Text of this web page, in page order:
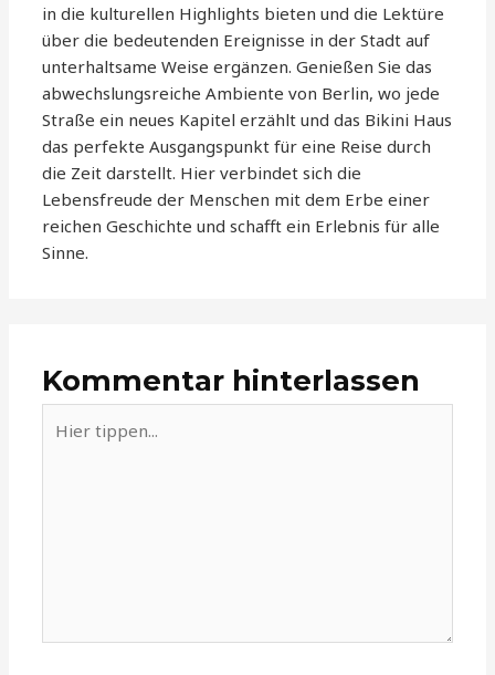
in die kulturellen Highlights bieten und die Lektüre
über die bedeutenden Ereignisse in der Stadt auf
unterhaltsame Weise ergänzen. Genießen Sie das
abwechslungsreiche Ambiente von Berlin, wo jede
Straße ein neues Kapitel erzählt und das Bikini Haus
das perfekte Ausgangspunkt für eine Reise durch
die Zeit darstellt. Hier verbindet sich die
Lebensfreude der Menschen mit dem Erbe einer
reichen Geschichte und schafft ein Erlebnis für alle
Sinne.
Kommentar hinterlassen
tippen...